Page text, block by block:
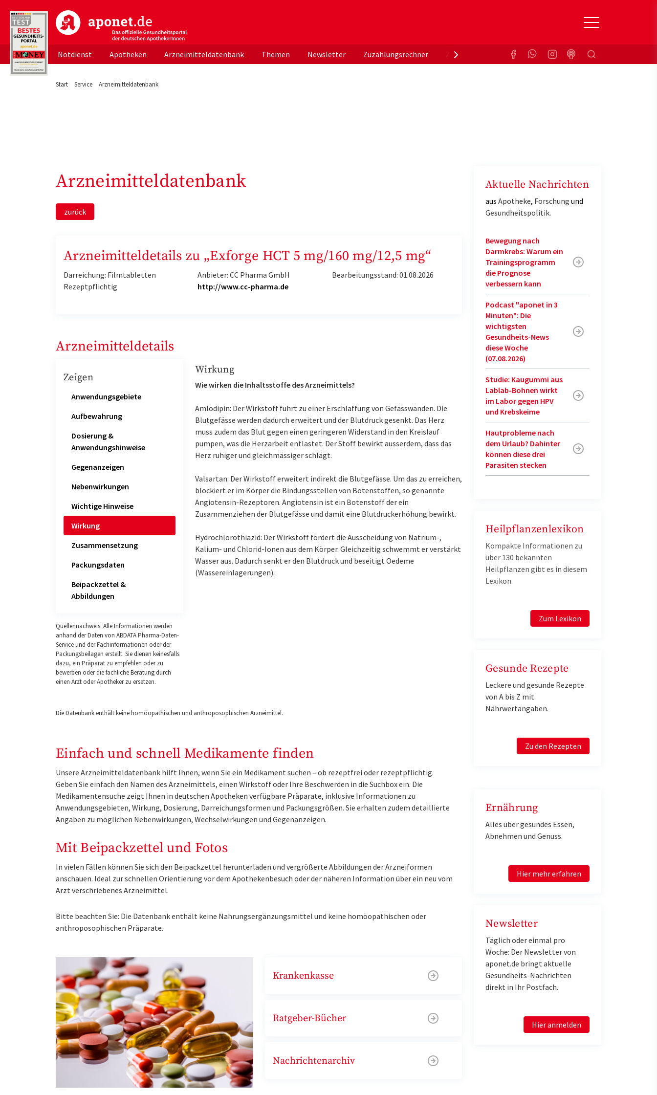
aponet.de - Das offizielle Gesundheitsportal der deutschen ApothekerInnen
Notdienst Apotheken Arzneimitteldatenbank Themen Newsletter Zuzahlungsrechner Zuzahlungsbefreiung KrankenkasseSuchen
Start Service Arzneimitteldatenbank
Arzneimitteldatenbank
zurück
Arzneimitteldetails zu „Exforge HCT 5 mg/160 mg/12,5 mg“
Darreichung: Filmtabletten
Rezeptpflichtig
Anbieter: CC Pharma GmbH
http://www.cc-pharma.de
Bearbeitungsstand: 01.08.2026
Arzneimitteldetails
Zeigen
Anwendungsgebiete
Aufbewahrung
Dosierung &
Anwendungshinweise
Gegenanzeigen
Nebenwirkungen
Wichtige Hinweise
Wirkung
Zusammensetzung
Packungsdaten
Beipackzettel &
Abbildungen
Quellennachweis: Alle Informationen werden
anhand der Daten von ABDATA Pharma-Daten-
Service und der Fachinformationen oder der
Packungsbeilagen erstellt. Sie dienen keinesfalls
dazu, ein Präparat zu empfehlen oder zu
bewerben oder die fachliche Beratung durch
einen Arzt oder Apotheker zu ersetzen.
Wirkung
Wie wirken die Inhaltsstoffe des Arzneimittels?
Amlodipin: Der Wirkstoff führt zu einer Erschlaffung von Gefässwänden. Die
Blutgefässe werden dadurch erweitert und der Blutdruck gesenkt. Das Herz
muss zudem das Blut gegen einen geringeren Widerstand in den Kreislauf
pumpen, was die Herzarbeit entlastet. Der Stoff bewirkt ausserdem, dass das
Herz ruhiger und gleichmässiger schlägt.
Valsartan: Der Wirkstoff erweitert indirekt die Blutgefässe. Um das zu erreichen,
blockiert er im Körper die Bindungsstellen von Botenstoffen, so genannte
Angiotensin-Rezeptoren. Angiotensin ist ein Botenstoff der ein
Zusammenziehen der Blutgefässe und damit eine Blutdruckerhöhung bewirkt.
Hydrochlorothiazid: Der Wirkstoff fördert die Ausscheidung von Natrium-,
Kalium- und Chlorid-Ionen aus dem Körper. Gleichzeitig schwemmt er verstärkt
Wasser aus. Dadurch senkt er den Blutdruck und beseitigt Oedeme
(Wassereinlagerungen).
Die Datenbank enthält keine homöopathischen und anthroposophischen Arzneimittel.
Einfach und schnell Medikamente finden
Unsere Arzneimitteldatenbank hilft Ihnen, wenn Sie ein Medikament suchen – ob rezeptfrei oder rezeptpflichtig.
Geben Sie einfach den Namen des Arzneimittels, einen Wirkstoff oder Ihre Beschwerden in die Suchbox ein. Die
Medikamentensuche zeigt Ihnen in deutschen Apotheken verfügbare Präparate, inklusive Informationen zu
Anwendungsgebieten, Wirkung, Dosierung, Darreichungsformen und Packungsgrößen. Sie erhalten zudem detaillierte
Angaben zu möglichen Nebenwirkungen, Wechselwirkungen und Gegenanzeigen.
Mit Beipackzettel und Fotos
In vielen Fällen können Sie sich den Beipackzettel herunterladen und vergrößerte Abbildungen der Arzneiformen
anschauen. Ideal zur schnellen Orientierung vor dem Apothekenbesuch oder der näheren Information über ein neu vom
Arzt verschriebenes Arzneimittel.
Bitte beachten Sie: Die Datenbank enthält keine Nahrungsergänzungsmittel und keine homöopathischen oder
anthroposophischen Präparate.
Krankenkasse
Ratgeber-Bücher
Nachrichtenarchiv
Aktuelle Nachrichten
aus Apotheke, Forschung und
Gesundheitspolitik.
Bewegung nach
Darmkrebs: Warum ein
Trainingsprogramm
die Prognose
verbessern kann
Podcast "aponet in 3
Minuten": Die
wichtigsten
Gesundheits-News
diese Woche
(07.08.2026)
Studie: Kaugummi aus
Lablab-Bohnen wirkt
im Labor gegen HPV
und Krebskeime
Hautprobleme nach
dem Urlaub? Dahinter
können diese drei
Parasiten stecken
Heilpflanzenlexikon
Kompakte Informationen zu
über 130 bekannten
Heilpflanzen gibt es in diesem
Lexikon.
Zum Lexikon
Gesunde Rezepte
Leckere und gesunde Rezepte
von A bis Z mit
Nährwertangaben.
Zu den Rezepten
Ernährung
Alles über gesundes Essen,
Abnehmen und Genuss.
Hier mehr erfahren
Newsletter
Täglich oder einmal pro
Woche: Der Newsletter von
aponet.de bringt aktuelle
Gesundheits-Nachrichten
direkt in Ihr Postfach.
Hier anmelden